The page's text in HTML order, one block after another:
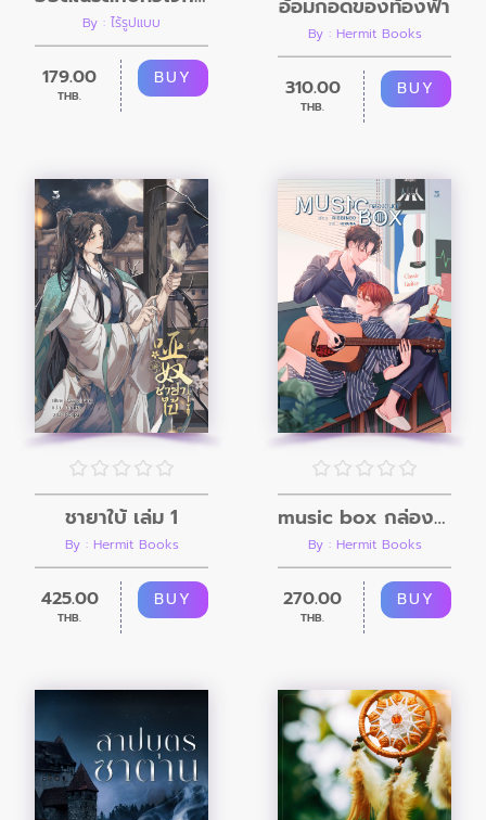
By : ไร้รูปแบบ
179.00
THB.
BUY
อ้อมกอดของท้องฟ้า
By : Hermit Books
310.00
THB.
BUY
ชายาใบ้ เล่ม 1
By : Hermit Books
425.00
THB.
BUY
music box กล่องดนตรี
By : Hermit Books
270.00
THB.
BUY